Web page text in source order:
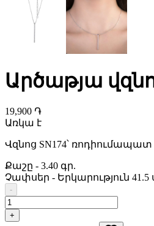
Արծաթյա
19,900 ֏
Առկա է
Վզնոց SN174՝
Քաշը - 3.40 գր.
Չափսեր - Երկարություն 41.5
-
+